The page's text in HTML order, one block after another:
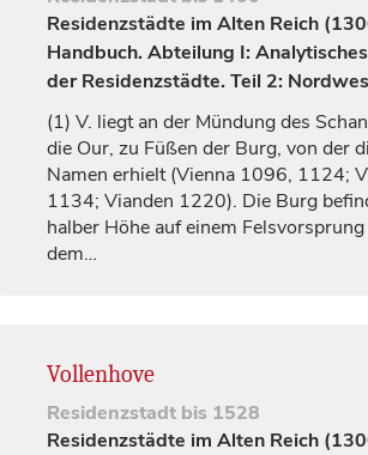
Residenzstädte im Alten Reich
Handbuch. Abteilung I:
der Residenzstädte. Teil 2:
(1) V. liegt an der Mündung des
die Our, zu Füßen der Burg, von der
Namen erhielt (Vienna 1096, 1124;
1134; Vianden 1220). Die Burg
halber Höhe auf einem
dem…
Vollenhove
Residenzstadt bis 1528
Residenzstädte im Alten Reich